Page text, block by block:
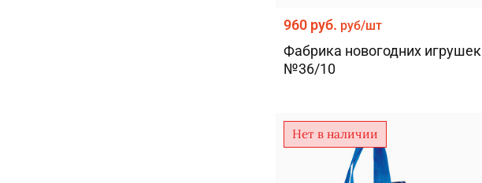
960 руб. руб/шт
Фабрика новогодних игрушек
№36/10
Нет в наличии